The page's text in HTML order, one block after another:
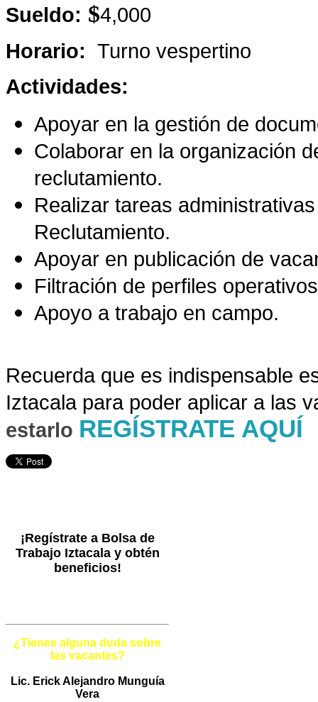
Sueldo: $4,000
Horario: Turno vespertino
Actividades:
Apoyar en la gestión de
Colaborar en la organización
reclutamiento.
Realizar tareas
Reclutamiento.
Apoyar en publicación de
Filtración de perfiles
Apoyo a trabajo en campo.
Recuerda que es indispensable
Iztacala para poder aplicar a las
estarlo REGÍSTRATE AQUÍ
¡Regístrate a Bolsa de
Trabajo Iztacala y obtén
beneficios!
¿Tienes alguna duda sobre
las vacantes?
Lic. Erick Alejandro Munguía
Vera